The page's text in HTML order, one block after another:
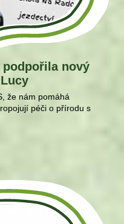
podpořila nový
že nám pomáhá
péči o přírodu s